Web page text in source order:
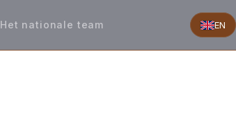
Het nationale team EN